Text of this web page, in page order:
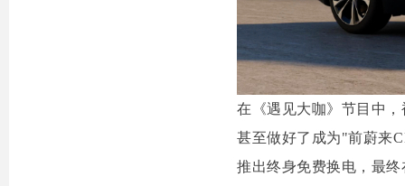
在《遇见大咖》节目中
甚至做好了成为"前蔚来
推出终身免费换电，最